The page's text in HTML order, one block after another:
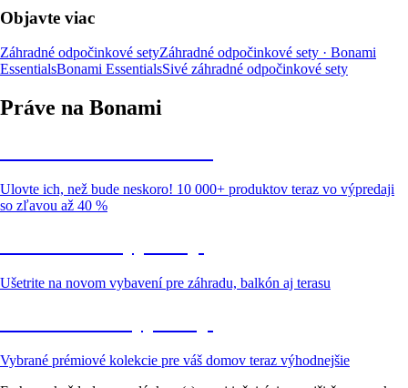
Objavte viac
Záhradné odpočinkové setyZáhradné odpočinkové sety · Bonami
EssentialsBonami EssentialsSivé záhradné odpočinkové sety
Práve na Bonami
Ulovte ich, než bude neskoro! 10 000+ produktov teraz vo výpredaji
so zľavou až 40 %
Ušetrite na novom vybavení pre záhradu, balkón aj terasu
Vybrané prémiové kolekcie pre váš domov teraz výhodnejšie